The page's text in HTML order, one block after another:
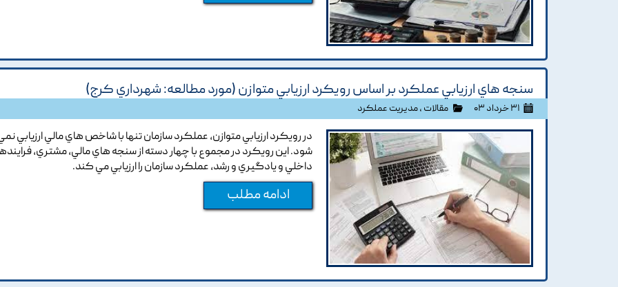
سنجه هاي ارزيابي عملکرد بر اساس رويکرد ارزيابي متوازن (مورد مطالعه: شهرداري کرج)
۳۱ خرداد ۰۳ مقالات ،مدیریت عملکرد
در رويکرد ارزيابي متوازن, عملکرد سازمان تنها با شاخص هاي مالي ارزيابي
شود. اين رويکرد در مجموع با چهار دسته از سنجه هاي مالي, مشتري,
داخلي و يادگيري و رشد, عملکرد سازمان را ارزيابي مي کند.
ادامه مطلب